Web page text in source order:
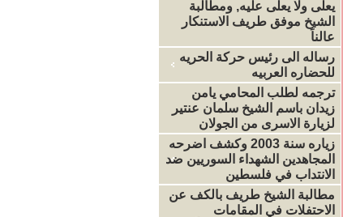
يعلى ولا يعلى عليه, ومطالبة
الشيخ موفق طريف الاستنكار
عالناَ
رساله الى رئيس حركة الحريه
للحضاره العربيه
ترجمه لطلب المحامي يامن
زيدان باسم الشيخ سلمان عنتير
لزيارة الاسرى من الجولان
زياره سنة 2003 وكشف اضرحه
المجاهدين الشهداء السوريين ضد
الانتداب في فلسطين
مطالبة الشيخ طريف بالكف عن
الاحتفلات في المقامات